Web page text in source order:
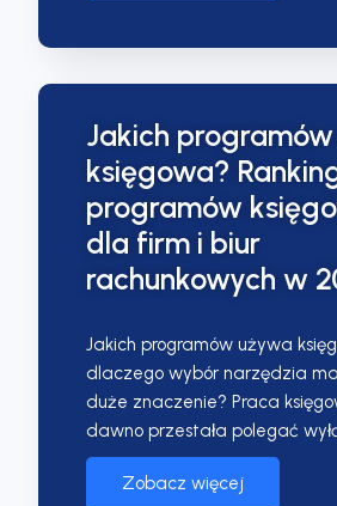
Jakich
księgowa?
programów
dla firm i biur
rachunkowych w
Jakich programów używa
dlaczego wybór narzędzia
duże znaczenie? Praca
dawno przestała polegać
Zobacz więcej